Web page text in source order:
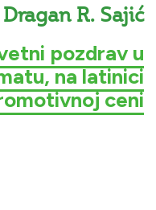
Dragan R. Sajić
pozdrav u
na latinici
ceni